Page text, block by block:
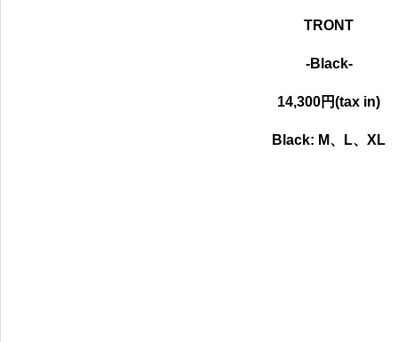
TRONT
-Black-
14,300円(tax in)
Black: M、L、XL